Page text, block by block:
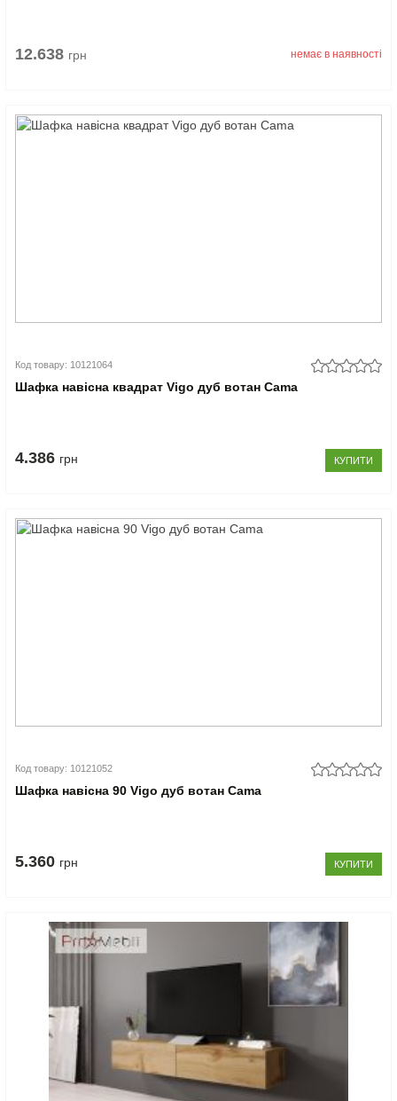
12.638 грн немає в наявності
Код товару: 10121064
Шафка навісна квадрат Vigo дуб вотан Cama
4.386 грн КУПИТИ
Код товару: 10121052
Шафка навісна 90 Vigo дуб вотан Cama
5.360 грн КУПИТИ